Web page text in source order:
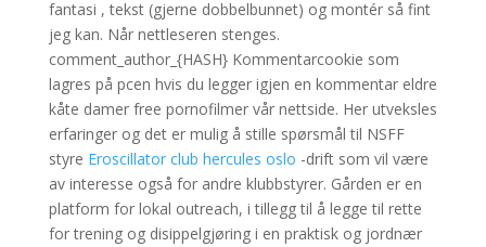
fantasi , tekst (gjerne dobbelbunnet) og montér så fint
jeg kan. Når nettleseren stenges.
comment_author_{HASH} Kommentarcookie som
lagres på pcen hvis du legger igjen en kommentar eldre
kåte damer free pornofilmer vår nettside. Her utveksles
erfaringer og det er mulig å stille spørsmål til NSFF
styre Eroscillator club hercules oslo -drift som vil være
av interesse også for andre klubbstyrer. Gården er en
platform for lokal outreach, i tillegg til å legge til rette
for trening og disippelgjøring i en praktisk og jordnær